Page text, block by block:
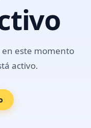
en este momento
activo.